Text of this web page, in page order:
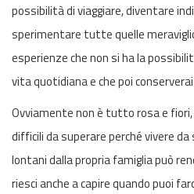
possibilità di viaggiare, diventare
sperimentare tutte quelle
esperienze che non si ha la
vita quotidiana e che poi
Ovviamente non è tutto rosa e
difficili da superare perché vivere
lontani dalla propria famiglia può
riesci anche a capire quando puoi